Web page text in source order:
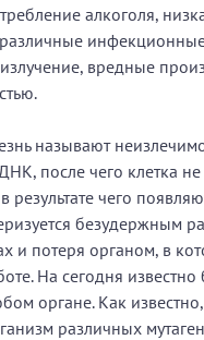
алкоголя,
вредные
называют
после чего клетка
чего
безудержным
и потеря органом, в
На сегодня
органе. Как
различных